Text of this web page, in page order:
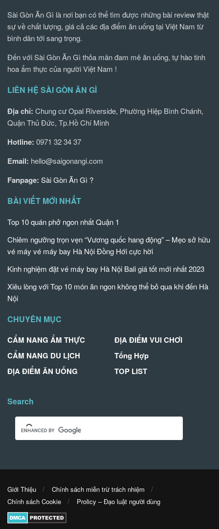
Sài Gòn Ăn Gì là nơi bạn có thể tìm được những bài review thật
sự về chất lượng, giá cả các địa điểm ăn uống tại Việt Nam từ
bình dân tới sang trọng.
Đến với Sài Gòn Ăn Gì thỏa mãn đam mê ăn uống, tự hào tinh
hoa ẩm thực của người Việt Nam !
LIÊN HỆ SÀI GÒN ĂN GÌ
Địa chỉ: Chung cư Opal Riverside, Phường Hiệp Bình Chánh,
Quận Thủ Đức, Tp.Hồ Chí Minh
Hotline: 0971 32 34 37
Email: hello@saigonangi.com
Fanpage: Sài Gòn Ăn Gì ?
BÀI VIẾT MỚI NHẤT
Top 10 quán phở ngon nhất Quận 1
Chiêm ngưỡng trọn vẹn “Vương quốc hang động” – Mẹo sở hữu
vé máy vé máy bay Hà Nội Đồng Hới cực hời
Kinh nghiệm đặt vé máy bay Hà Nội Bali giá tốt mới nhất 2023
Xiêu lòng với Top 10 món ăn ngon không thể bỏ qua khi đến Hà
Nội
CHUYÊN MỤC
CẨM NANG ẨM THỰC
CẨM NANG DU LỊCH
ĐỊA ĐIỂM ĂN UỐNG
ĐỊA ĐIỂM VUI CHƠI
Tổng Hợp
TOP LIST
Search
Giới Thiệu
Chính sách miễn trừ trách nhiệm
Chính sách Cookie
Prolicy – Đạo luật người dùng